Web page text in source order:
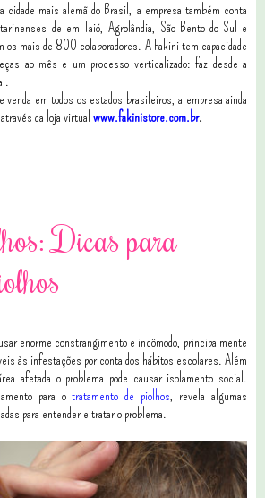
mais alemã do Brasil, a empresa também conta
de em Taió, Agrolândia, São Bento do Sul e
os mais de 800 colaboradores. A Fakini tem capacidade
ao mês e um processo verticalizado: faz desde a
em todos os estados brasileiros, a empresa ainda
da loja virtual www.fakinistore.com.br.
Dicas para
enorme constrangimento e incômodo, principalmente
às infestações por conta dos hábitos escolares. Além
afetada o problema pode causar isolamento social.
para otratamento de piolhos, revela algumas
para entender e tratar o problema.